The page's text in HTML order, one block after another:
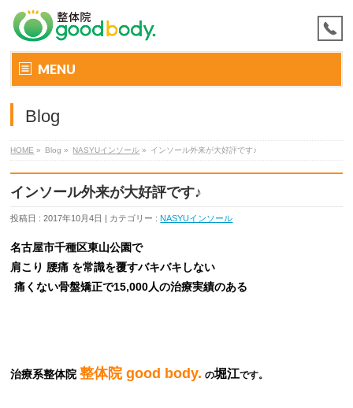
MENU
Blog
HOME » Blog » NASYUインソール » インソール外来が大好評です♪
インソール外来が大好評です♪
投稿日 : 2017年10月4日 | カテゴリー :NASYUインソール
名古屋市千種区東山公園で
肩こり 腰痛 を常識を覆すバキバキしない
痛くない骨盤矯正で15,000人の治療実績のある
治療系整体院 整体院 good body. の堀江です。